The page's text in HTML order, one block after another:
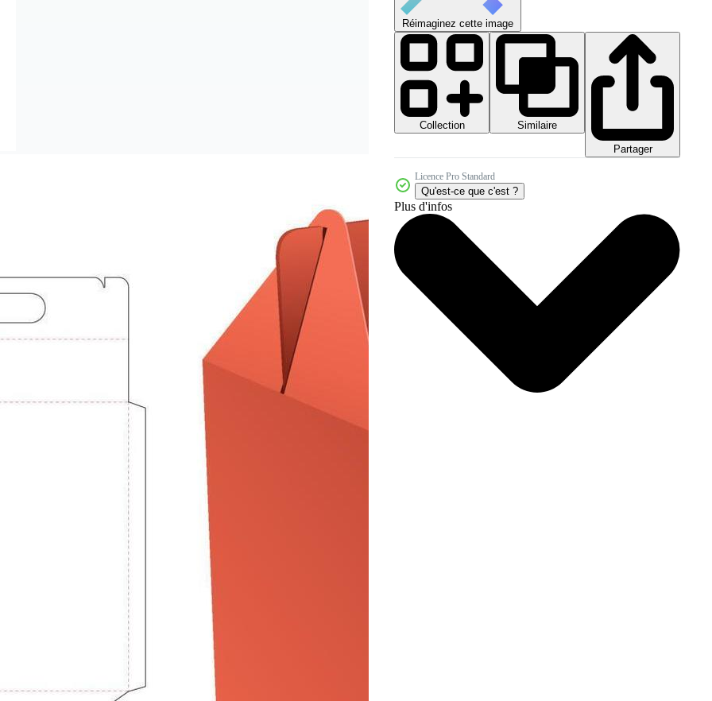
Réimaginez cette image
Collection
Similaire
Partager
Licence Pro Standard
Qu'est-ce que c'est ?
Plus d'infos